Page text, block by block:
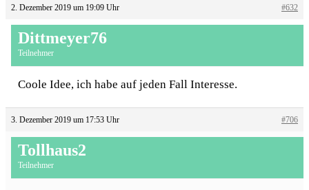
2. Dezember 2019 um 19:09 Uhr #632
Dittmeyer76
Teilnehmer
Coole Idee, ich habe auf jeden Fall Interesse.
3. Dezember 2019 um 17:53 Uhr #706
Tollhaus2
Teilnehmer